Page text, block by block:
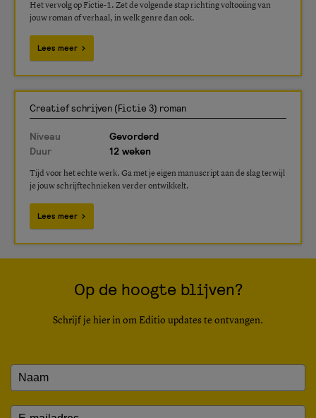
Het vervolg op Fictie-1. Zet de volgende stap richting voltooiing van
jouw roman of verhaal, in welk genre dan ook.
Lees meer
Creatief schrijven (Fictie 3) roman
Niveau
Gevorderd
Duur
12 weken
Tijd voor het echte werk. Ga met je eigen manuscript aan de slag terwijl
je jouw schrijftechnieken verder ontwikkelt.
Lees meer
Op de hoogte blijven?
Schrijf je hier in om Editio updates te ontvangen.